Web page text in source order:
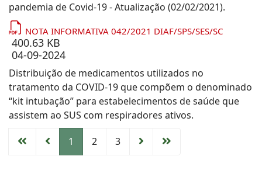
pandemia de Covid-19 - Atualização (02/02/2021).
NOTA INFORMATIVA 042/2021 DIAF/SPS/SES/SC
400.63 KB
04-09-2024
Distribuição de medicamentos utilizados no
tratamento da COVID-19 que compõem o denominado
“kit intubação” para estabelecimentos de saúde que
assistem ao SUS com respiradores ativos.
1 2 3